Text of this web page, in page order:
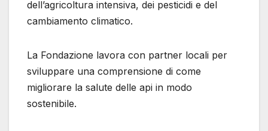
dell’agricoltura intensiva, dei pesticidi e del
cambiamento climatico.
La Fondazione lavora con partner locali per
sviluppare una comprensione di come
migliorare la salute delle api in modo
sostenibile.